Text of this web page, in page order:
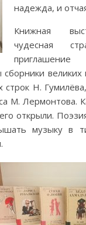
надежда, и
Книжная
чудесная
приглашение
великих
Н.
М. Лермонтова.
открыли.
музыку в